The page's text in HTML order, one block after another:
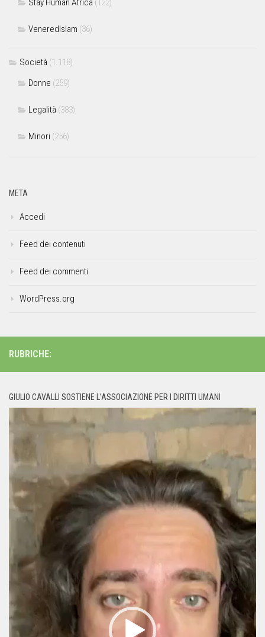
Stay Human Africa (122)
VeneredIslam (36)
Società (1.118)
Donne (259)
Legalità (383)
Minori (256)
META
Accedi
Feed dei contenuti
Feed dei commenti
WordPress.org
RUBRICHE:
GIULIO CAVALLI SOSTIENE L’ASSOCIAZIONE PER I DIRITTI UMANI
Player